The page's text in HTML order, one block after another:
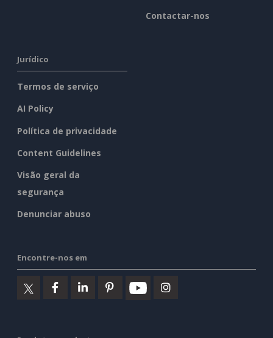
Contactar-nos
Jurídico
Termos de serviço
AI Policy
Política de privacidade
Content Guidelines
Visão geral da
segurança
Denunciar abuso
Encontre-nos em